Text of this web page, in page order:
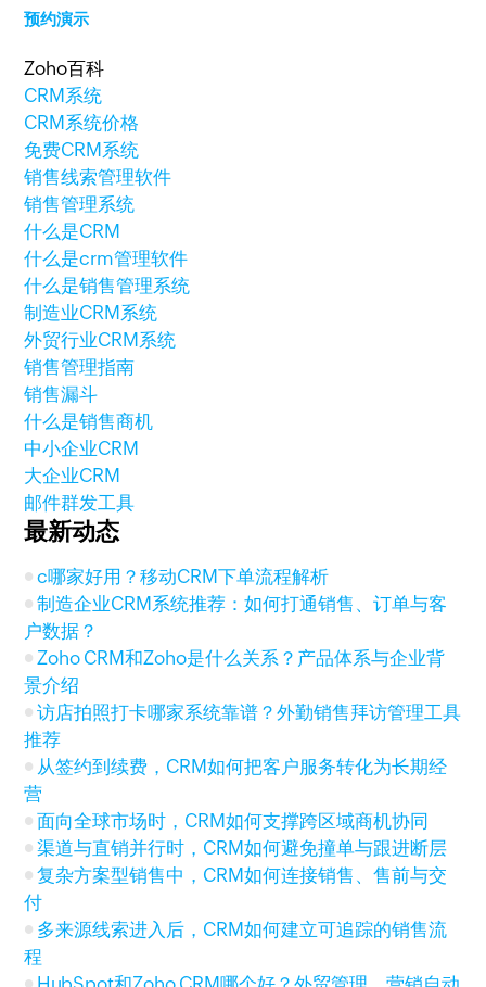
预约演示
Zoho百科
CRM系统
CRM系统价格
免费CRM系统
销售线索管理软件
销售管理系统
什么是CRM
什么是crm管理软件
什么是销售管理系统
制造业CRM系统
外贸行业CRM系统
销售管理指南
销售漏斗
什么是销售商机
中小企业CRM
大企业CRM
邮件群发工具
最新动态
c哪家好用？移动CRM下单流程解析
制造企业CRM系统推荐：如何打通销售、订单与客
户数据？
Zoho CRM和Zoho是什么关系？产品体系与企业背
景介绍
访店拍照打卡哪家系统靠谱？外勤销售拜访管理工具
推荐
从签约到续费，CRM如何把客户服务转化为长期经
营
面向全球市场时，CRM如何支撑跨区域商机协同
渠道与直销并行时，CRM如何避免撞单与跟进断层
复杂方案型销售中，CRM如何连接销售、售前与交
付
多来源线索进入后，CRM如何建立可追踪的销售流
程